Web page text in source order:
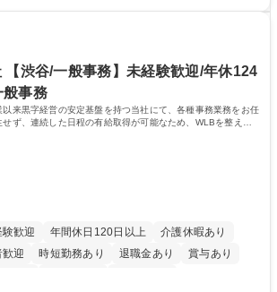
があります。 募集職種 【営業事務】
/平均残業時間10H/完全週休2日
ャレンジを厭わず、粘り強く業務に取り組める
に信頼関係を構築でき、期限を意識したスケジュ
将来的に他部署（営業部門、コーポレート部門）
があります。 学歴・資格 学歴：大学
宅地建物取引士
【渋谷/一般事務】未経験歓迎/年休124
般事務
来黒字経営の安定基盤を持つ当社にて、各種事務業務をお任
ず、連続した日程の有給取得が可能なため、WLBを整えた
歓迎 年間休日120日以上
介護休暇あり
迎 時短勤務あり 退職金あり
賞与あり
日制